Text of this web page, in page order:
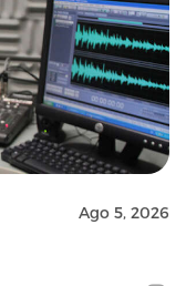
Ago 5, 2026